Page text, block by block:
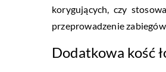
korygujących, czy
przeprowadzenie
Dodatkowa kość